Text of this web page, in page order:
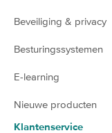
Beveiliging & privacy
Besturingssystemen
E-learning
Nieuwe producten
Klantenservice